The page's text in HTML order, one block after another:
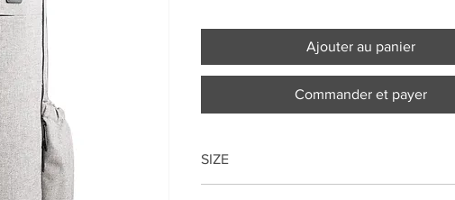
Ajouter au panier
Commander et payer
SIZE